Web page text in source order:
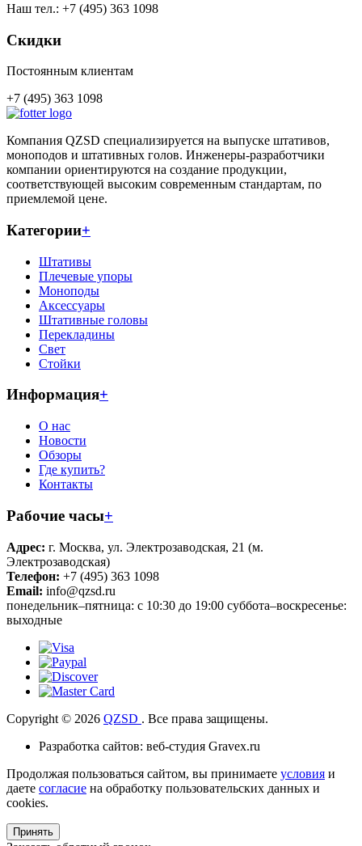
Наш тел.: +7 (495) 363 1098
Скидки
Постоянным клиентам
+7 (495) 363 1098
Компания QZSD специализируется на выпуске штативов,
моноподов и штативных голов. Инженеры-разработчики
компании ориентируются на создание продукции,
соответствующей высоким современным стандартам, по
приемлемой цене.
Категории+
Штативы
Плечевые упоры
Моноподы
Аксессуары
Штативные головы
Перекладины
Свет
Стойки
Информация+
О нас
Новости
Обзоры
Где купить?
Контакты
Рабочие часы+
Адрес: г. Москва, ул. Электрозаводская, 21 (м.
Электрозаводская)
Телефон: +7 (495) 363 1098
Email: info@qzsd.ru
понедельник–пятница: с 10:30 до 19:00 суббота–воскресенье:
выходные
Copyright © 2026 QZSD . Все права защищены.
Разработка сайтов: веб-студия Gravex.ru
Продолжая пользоваться сайтом, вы принимаете условия и
даете согласие на обработку пользовательских данных и
cookies.
Принять